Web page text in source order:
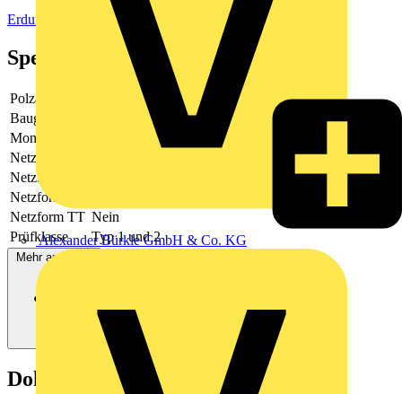
Alexander Bürkle GmbH & Co. KG
Erdung, Blitz- und Überspannungsschutz
Spezifikationen
Polzahl
Baugröße
Montageart
Hutschiene TH35
Netzform DC
Netzform IT
Netzform TN
Netzform TT Nein
Prüfklasse
Typ 1 und 2
Mehr anzeigen
Dokumente